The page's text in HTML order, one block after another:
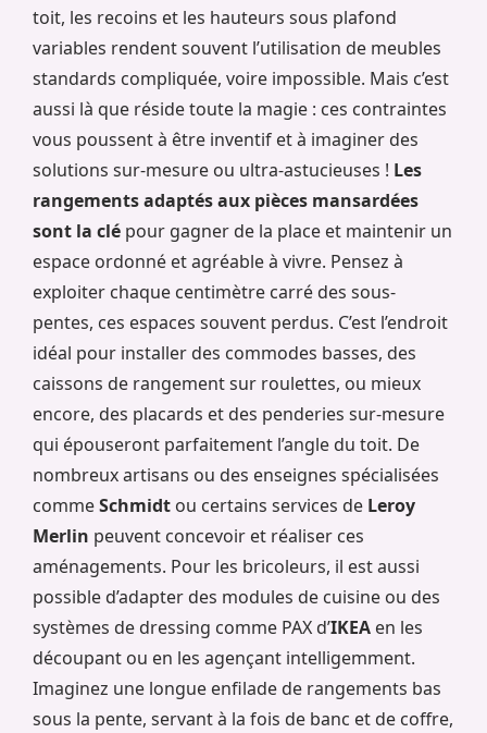
toit, les recoins et les hauteurs sous plafond
variables rendent souvent l’utilisation de meubles
standards compliquée, voire impossible. Mais c’est
aussi là que réside toute la magie : ces contraintes
vous poussent à être inventif et à imaginer des
solutions sur-mesure ou ultra-astucieuses ! Les
rangements adaptés aux pièces mansardées
sont la clé pour gagner de la place et maintenir un
espace ordonné et agréable à vivre. Pensez à
exploiter chaque centimètre carré des sous-
pentes, ces espaces souvent perdus. C’est l’endroit
idéal pour installer des commodes basses, des
caissons de rangement sur roulettes, ou mieux
encore, des placards et des penderies sur-mesure
qui épouseront parfaitement l’angle du toit. De
nombreux artisans ou des enseignes spécialisées
commeSchmidt ou certains services de Leroy
Merlin peuvent concevoir et réaliser ces
aménagements. Pour les bricoleurs, il est aussi
possible d’adapter des modules de cuisine ou des
systèmes de dressing comme PAX d’IKEA en les
découpant ou en les agençant intelligemment.
Imaginez une longue enfilade de rangements bas
sous la pente, servant à la fois de banc et de coffre,